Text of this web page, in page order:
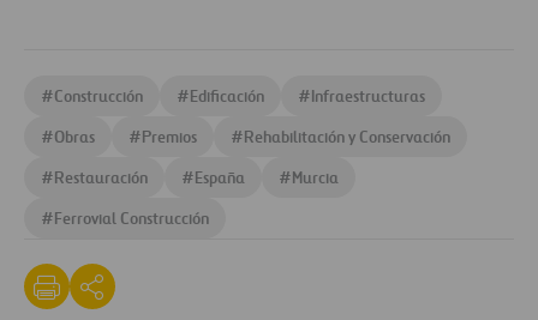
#Construcción #Edificación #Infraestructuras
#Obras #Premios #Rehabilitación y Conservación
#Restauración #España #Murcia
#Ferrovial Construcción